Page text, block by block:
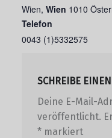
Wien, Wien 1010
Telefon
0043 (1)5332575
SCHREIBE
Deine E-Mail-
veröffentlicht.
*markiert